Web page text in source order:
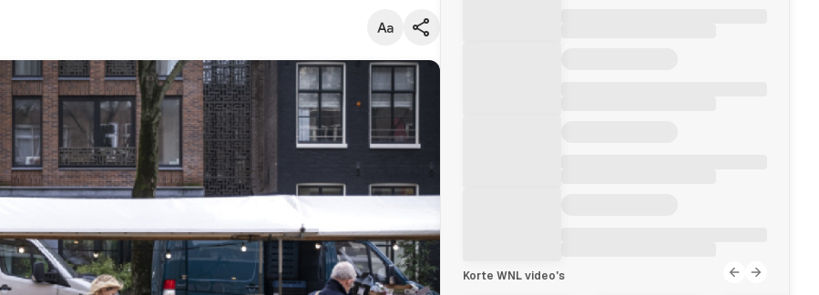
Klein
Standaard
Groot
Kopieer link
Korte WNL video's